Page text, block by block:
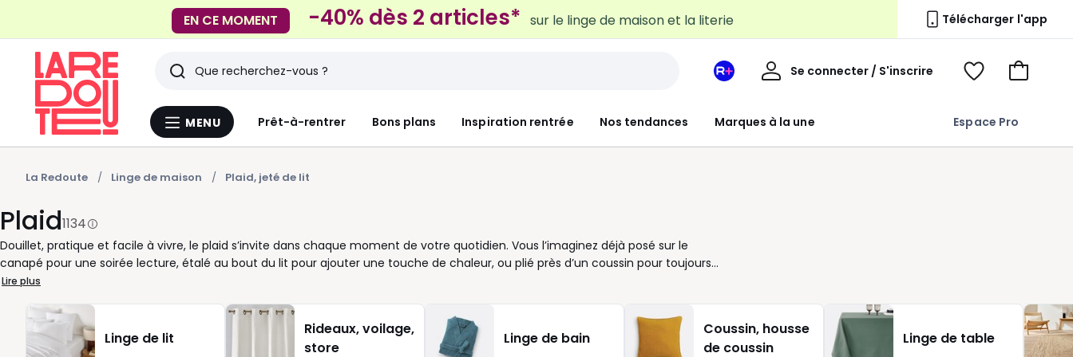
EN CE MOMENT
Télécharger l'app
Menu
MENU Prêt-à-rentrer Bons plans Inspiration rentrée Nos tendances Marques à la une Espace Pro
Rechercher
Derniers
articles
vus
Mon
Redoute
Se connecter / S'inscrire
Mon
Voir
Voir
La Redoute Linge de maison Plaid, jeté de lit
Plaid1134
Douillet, pratique et facile à vivre, le plaid s’invite dans chaque moment de votre quotidien. Vous l’imaginez déjà posé sur le
canapé pour une soirée lecture, étalé au bout du lit pour ajouter une touche de chaleur, ou plié près d’un coussin pour toujours
l’avoir sous la main. Sa légèreté permet de l’utiliser comme couverture d’appoint, idéale dès que la fraîcheur s’installe dans une
une variété de matières comme la laine, le coton ou le polaire, afin de répondre à chacun de vos besoins. Vous pouvez aussi
jouer avec les couleurs : un plaid beige pour adoucir une ambiance, un modèle foncé pour donner du caractère, ou encore une
imitation fourrure pour renforcer l’esprit cocooning. Que vous privilégiiez la nouveauté pour relooker rapidement votre intérieur,
Lire plus
Linge de lit
Rideaux, voilage,
store
Linge de bain
Coussin, housse
de coussin
Linge de table